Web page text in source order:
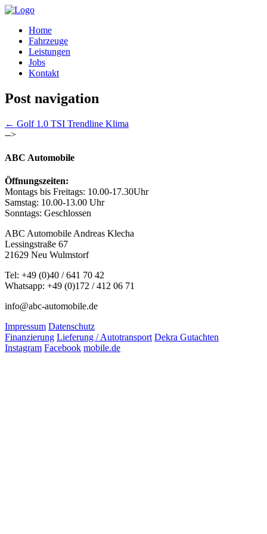
Home
Fahrzeuge
Leistungen
Jobs
Kontakt
Post navigation
← Golf 1.0 TSI Trendline Klima
-->
ABC Automobile
Öffnungszeiten:
Montags bis Freitags: 10.00-17.30Uhr
Samstag: 10.00-13.00 Uhr
Sonntags: Geschlossen
ABC Automobile Andreas Klecha
Lessingstraße 67
21629 Neu Wulmstorf
Tel: +49 (0)40 / 641 70 42
Whatsapp: +49 (0)172 / 412 06 71
info@abc-automobile.de
Impressum Datenschutz
Finanzierung Lieferung / Autotransport Dekra Gutachten
Instagram Facebook mobile.de